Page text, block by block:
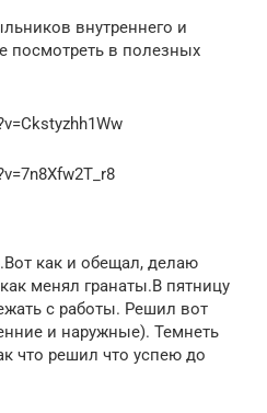
внутреннего и
в полезных
как и обещал, делаю
менял гранаты.В пятницу
с работы. Решил вот
и наружные). Темнеть
что решил что успею до